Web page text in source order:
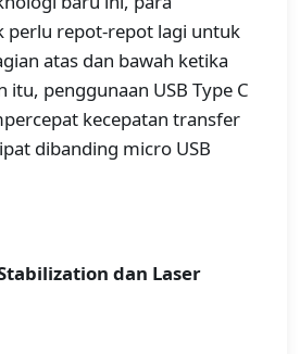
perlu repot-repot lagi untuk
atas dan bawah ketika
itu, penggunaan USB Type C
kecepatan transfer
dibanding micro USB
dan Laser